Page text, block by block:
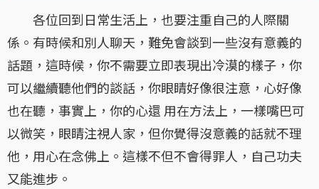
各位回到日常生活上，也要注重自己的人際關
係。有時候和別人聊天，難免會談到一些沒有意義的
話題，這時候，你不需要立即表現出冷漠的樣子，你
可以繼續聽他們的談話，你眼睛好像很注意，心好像
也在聽，事實上，你的心還 用在方法上，一樣嘴巴可
以微笑，眼睛注視人家，但你覺得沒意義的話就不理
他，用心在念佛上。這樣不但不會得罪人，自己功夫
又能進步。